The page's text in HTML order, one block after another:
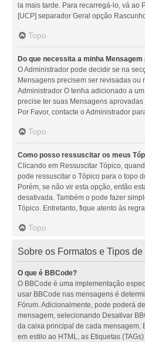
la mais tarde. Para recarregá-lo, vá ao
[UCP] separador Geral opção
Topo
Do que necessita a minha
O Administrador pode decidir se na
Mensagens precisem ser revisadas ou
Administrador O tenha adicionado a
precise ter suas Mensagens
Por Favor, contacte o Administrador
Topo
Como posso ressuscitar os meus
Clicando em Ressuscitar Tópico,
pode ressuscitar o Tópico para o topo
Porém, se não vir esta opção, então
desativada. Também o pode fazer
Tópico. Entretanto, fique atento às
Topo
Sobre os Formatos e Tipos
O que é BBCode?
O BBCode é uma implementação
usar BBCode nas mensagens é
Fórum. Adicionalmente, pode poderá
mensagem, selecionando Desativar
da caixa principal de cada mensagem.
em estilo ao HTML, as Etiquetas